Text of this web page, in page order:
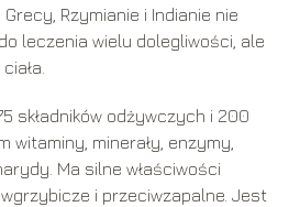
Rzymianie i Indianie nie
leczenia wielu dolegliwości, ale
składników odżywczych i 200
witaminy, minerały, enzymy,
Ma silne właściwości
i przeciwzapalne. Jest